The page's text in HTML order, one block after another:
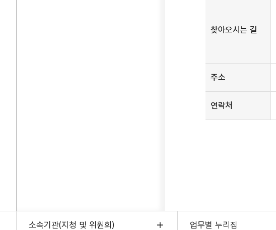
정보를
주소,
연락처,
찾아오시는
길로
찾아오시는 길
주소
연락처
소속기관(지청 및 위원회) 업무별 누리집